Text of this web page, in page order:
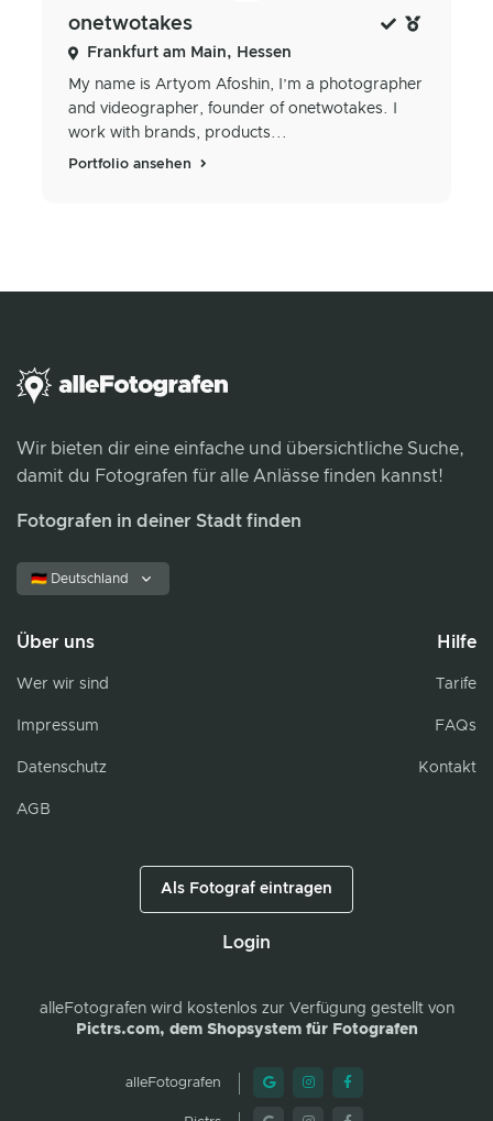
onetwotakes
Frankfurt am Main, Hessen
My name is Artyom Afoshin, I’m a photographer
and videographer, founder of onetwotakes. I
work with brands, products...
Portfolio ansehen
Wir bieten dir eine einfache und übersichtliche Suche,
damit du Fotografen für alle Anlässe finden kannst!
Fotografen in deiner Stadt finden
🇩🇪 Deutschland
Über uns
Wer wir sind
Impressum
Datenschutz
AGB
Hilfe
Tarife
FAQs
Kontakt
Als Fotograf eintragen
Login
alleFotografenwird kostenlos zur Verfügung gestellt von
Pictrs.com, dem Shopsystem für Fotografen
alleFotografen